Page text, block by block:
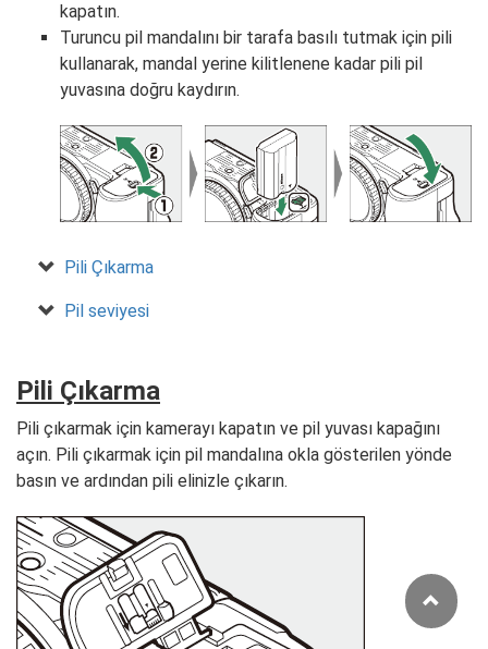
kapatın.
Turuncu pil mandalını bir tarafa basılı tutmak için pili
kullanarak, mandal yerine kilitlenene kadar pili pil
yuvasına doğru kaydırın.
Pili Çıkarma
Pil seviyesi
Pili Çıkarma
Pili çıkarmak için kamerayı kapatın ve pil yuvası kapağını
açın. Pili çıkarmak için pil mandalına okla gösterilen yönde
basın ve ardından pili elinizle çıkarın.